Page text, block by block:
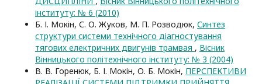
інституту: № 6 (2010)
Б. І. Мокін, С. О. Жуков, М. П. Розводюк, Синтез
структури системи технічного діагностування
тягових електричних двигунів трамвая , Вісник
Вінницького політехнічного інституту: № 3 (2004)
В. В. Горенюк, Б. І. Мокін, О. Б. Мокін, ПЕРСПЕКТИВИ